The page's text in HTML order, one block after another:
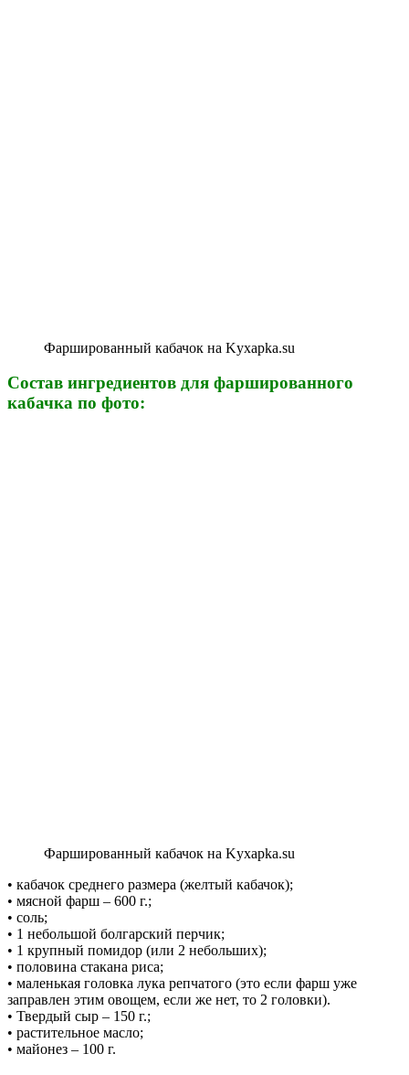
Фаршированный кабачок на Kyxapka.su
Состав ингредиентов для фаршированного
кабачка по фото:
Фаршированный кабачок на Kyxapka.su
• кабачок среднего размера (желтый кабачок);
• мясной фарш – 600 г.;
• соль;
• 1 небольшой болгарский перчик;
• 1 крупный помидор (или 2 небольших);
• половина стакана риса;
• маленькая головка лука репчатого (это если фарш уже
заправлен этим овощем, если же нет, то 2 головки).
• Твердый сыр – 150 г.;
• растительное масло;
• майонез – 100 г.